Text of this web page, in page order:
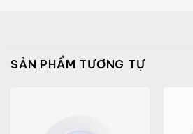
SẢN PHẨM TƯƠNG TỰ